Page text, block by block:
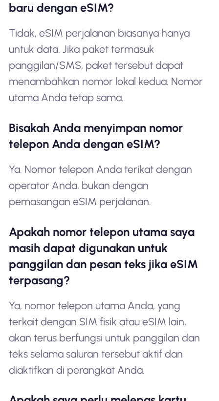
baru dengan eSIM?
Tidak, eSIM perjalanan biasanya hanya
untuk data. Jika paket termasuk
panggilan/SMS, paket tersebut dapat
menambahkan nomor lokal kedua. Nomor
utama Anda tetap sama.
Bisakah Anda menyimpan nomor
telepon Anda dengan eSIM?
Ya. Nomor telepon Anda terikat dengan
operator Anda, bukan dengan
pemasangan eSIM perjalanan.
Apakah nomor telepon utama saya
masih dapat digunakan untuk
panggilan dan pesan teks jika eSIM
terpasang?
Ya, nomor telepon utama Anda, yang
terkait dengan SIM fisik atau eSIM lain,
akan terus berfungsi untuk panggilan dan
teks selama saluran tersebut aktif dan
diaktifkan di perangkat Anda.